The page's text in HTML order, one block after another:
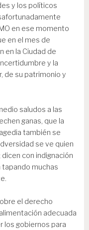
y los políticos
en ese momento
en el mes de
en la Ciudad de
y la
de su patrimonio y
saludos a las
ganas, que la
también se
se ve quien
con indignación
muchas
el derecho
adecuada
los gobiernos para